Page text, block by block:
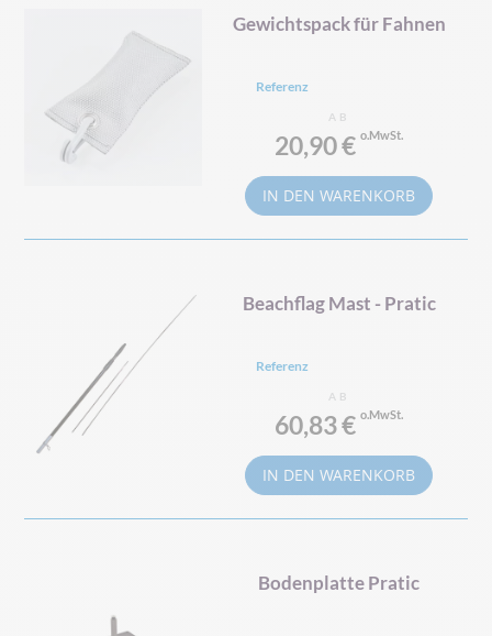
Gewichtspack für Fahnen
Referenz
AB
20,90 €
IN DEN WARENKORB
Beachflag Mast - Pratic
Referenz
AB
60,83 €
IN DEN WARENKORB
Bodenplatte Pratic